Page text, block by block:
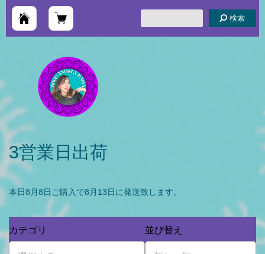
検索
3営業日出荷
本日8月8日ご購入で8月13日に発送致します。
カテゴリ 並び替え